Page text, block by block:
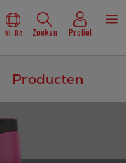
Nl-Be Zoeken Profiel
Producten